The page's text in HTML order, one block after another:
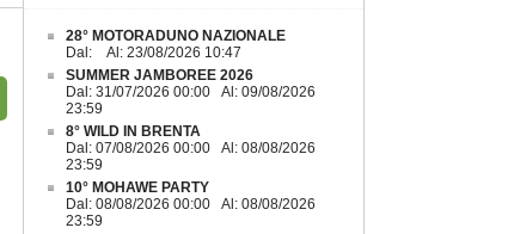
28° MOTORADUNO NAZIONALE
Dal: Al: 23/08/2026 10:47
SUMMER JAMBOREE 2026
Dal: 31/07/2026 00:00 Al: 09/08/2026
23:59
8° WILD IN BRENTA
Dal: 07/08/2026 00:00 Al: 08/08/2026
23:59
10° MOHAWE PARTY
Dal: 08/08/2026 00:00 Al: 08/08/2026
23:59